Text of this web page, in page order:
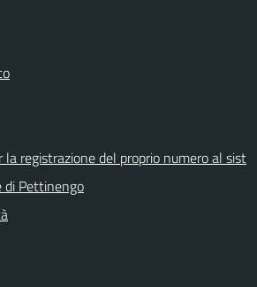
registrazione del proprio numero al sist
di Pettinengo